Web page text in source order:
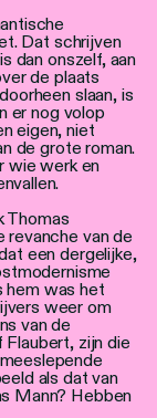
Dat schrijven
dan onszelf, aan
de plaats
slaan, is
er nog volop
eigen, niet
de grote roman.
wie werk en
Thomas
revanche van de
een dergelijke,
hem was het
weer om
van de
zijn die
als dat van
Mann? Hebben